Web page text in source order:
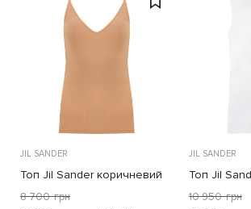
JIL SANDER
Топ Jil Sander коричневий
8 700 грн
JIL SANDER
Топ Jil
10 950 грн